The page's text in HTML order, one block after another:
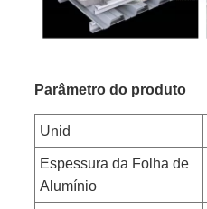
Parâmetro do produto
Unid
Espessura da Folha de
Alumínio